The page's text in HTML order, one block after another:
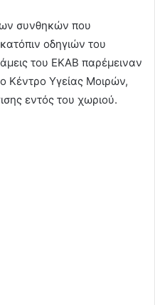
συνθηκών που
οδηγιών του
του ΕΚΑΒ παρέμειναν
Κέντρο Υγείας Μοιρών,
εντός του χωριού.